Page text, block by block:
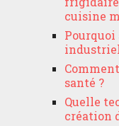
cuisine
santé ?
Quelle
création